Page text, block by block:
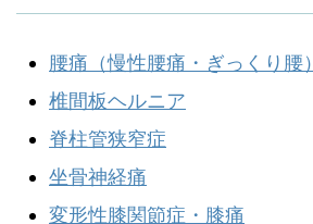
腰痛（慢性腰痛・ぎっくり腰）
椎間板ヘルニア
脊柱管狭窄症
坐骨神経痛
変形性膝関節症・膝痛